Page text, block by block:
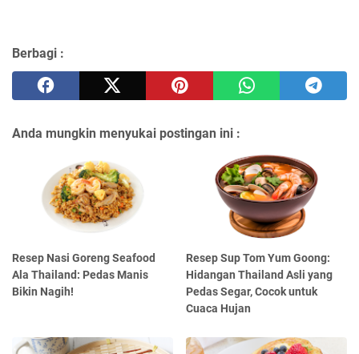
Berbagi :
Anda mungkin menyukai postingan ini :
Resep Nasi Goreng Seafood
Ala Thailand: Pedas Manis
Bikin Nagih!
Resep Sup Tom Yum Goong:
Hidangan Thailand Asli yang
Pedas Segar, Cocok untuk
Cuaca Hujan